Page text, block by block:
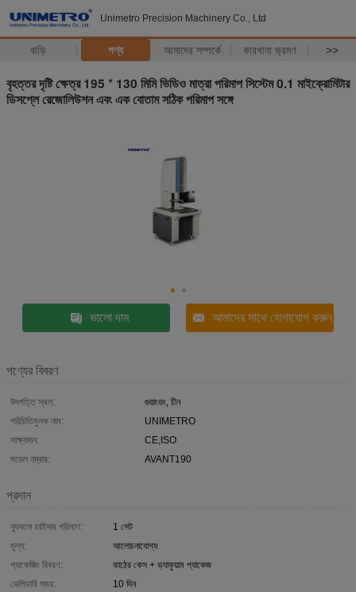
Unimetro Precision Machinery Co., Ltd
বাড়ি পণ্য আমাদের সম্পর্কে কারখানা ভ্রমণ >>
বৃহত্তর দৃষ্টি ক্ষেত্র 195 * 130 মিমি ভিডিও মাত্রা পরিমাপ সিস্টেম 0.1 মাইক্রোমিটার
ডিসপ্লে রেজোলিউশন এবং এক বোতাম সঠিক পরিমাপ সঙ্গে
ভালো দাম আমাদের সাথে যোগাযোগ করুন
পণ্যের বিবরণ
উৎপত্তি স্থল:
গুয়াংডং, চীন
পরিচিতিমুলক নাম:
UNIMETRO
সাক্ষ্যদান:
CE,ISO
মডেল নম্বার:
AVANT190
প্রদান
ন্যূনতম চাহিদার পরিমাণ:
1 সেট
মূল্য:
আলোচনাযোগ্য
প্যাকেজিং বিবরণ:
কাঠের কেস + ভ্যাকুয়াম প্যাকেজ
ডেলিভারি সময়:
10 দিন